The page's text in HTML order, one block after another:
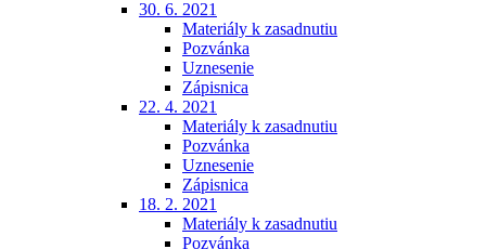
30. 6. 2021
Materiály k zasadnutiu
Pozvánka
Uznesenie
Zápisnica
22. 4. 2021
Materiály k zasadnutiu
Pozvánka
Uznesenie
Zápisnica
18. 2. 2021
Materiály k zasadnutiu
Pozvánka